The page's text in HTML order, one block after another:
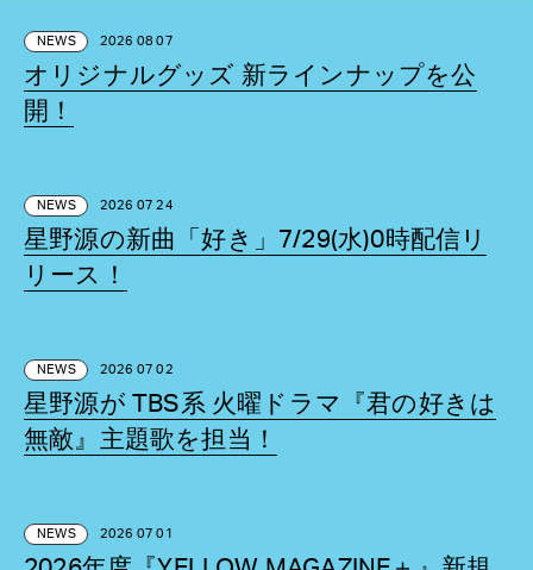
NEWS 2026 08 07
オリジナルグッズ 新ラインナップを公
開！
NEWS 2026 07 24
星野源の新曲「好き」7/29(水)0時配信リ
リース！
NEWS 2026 07 02
星野源が TBS系 火曜ドラマ『君の好きは
無敵』主題歌を担当！
NEWS 2026 07 01